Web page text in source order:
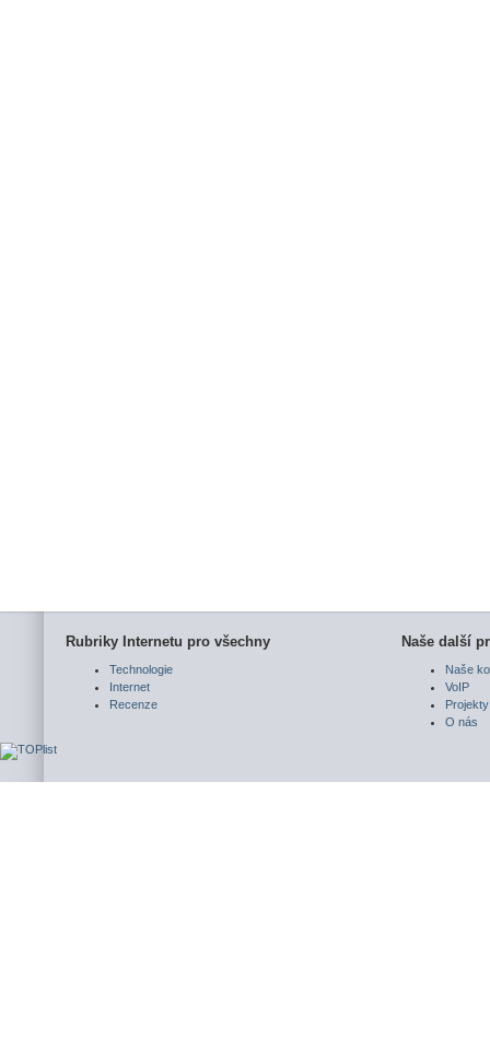
Rubriky Internetu pro všechny
Technologie
Internet
Recenze
Naše další
Naše
VoIP
Projekty
O nás